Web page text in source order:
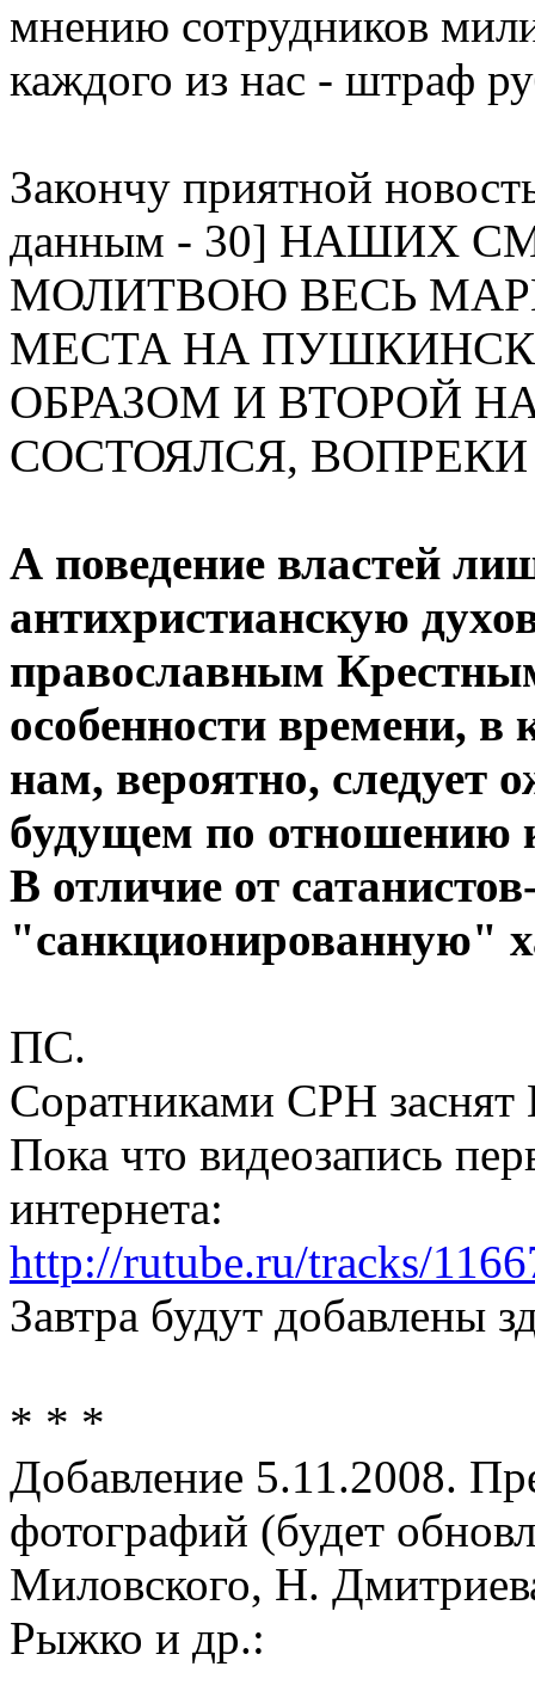
мнению сотрудников
каждого из нас - штраф
Закончу приятной
данным - 30] НАШИХ
МОЛИТВОЮ ВЕСЬ
МЕСТА НА
ОБРАЗОМ И ВТОРОЙ
СОСТОЯЛСЯ,
А поведение властей
антихристианскую
православным
особенности времени,
нам, вероятно, следует
будущем по отношению
В отличие от
"санкционированную"
ПС.
Соратниками СРН заснят
Пока что видеозапись
интернета:
http://rutube.ru/tracks/
Завтра будут добавлены
* * *
Добавление 5.11.2008.
фотографий (будет
Миловского, Н.
Рыжко и др.: